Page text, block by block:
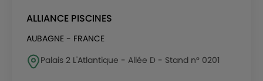
ALLIANCE PISCINES
AUBAGNE - FRANCE
Palais 2 L'Atlantique - Allée D - Stand n° 0201